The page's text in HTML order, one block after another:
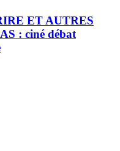
ET AUTRES
: ciné débat